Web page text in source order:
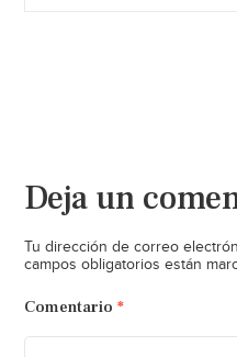
Deja un
Tu dirección de correo
campos obligatorios están
Comentario *